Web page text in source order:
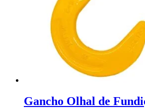
Gancho Olhal de